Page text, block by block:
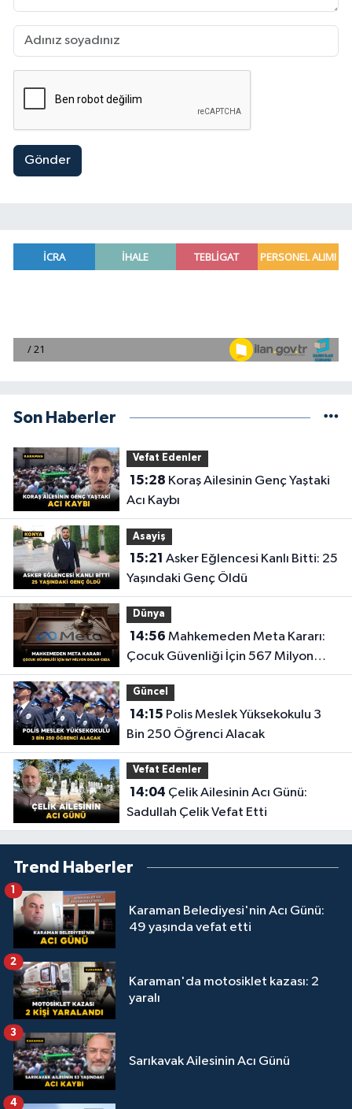
Gönder
Son Haberler
Vefat Edenler
15:28
Acı Kaybı
Asayiş
15:21
Yaşındaki Genç Öldü
Dünya
14:56
Çocuk Güvenliği İçin 567 Milyon
Dolar Ceza
Güncel
14:15
Bin 250 Öğrenci Alacak
Vefat Edenler
14:04
Sadullah Çelik Vefat Etti
Trend Haberler
Karaman Belediyesi'nin Acı Günü:
49 yaşında vefat etti
1
Karaman'da motosiklet kazası: 2
yaralı
2
Sarıkavak Ailesinin Acı Günü
3
4